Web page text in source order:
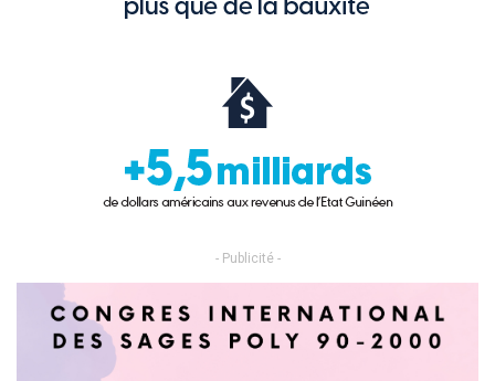
- Publicité -